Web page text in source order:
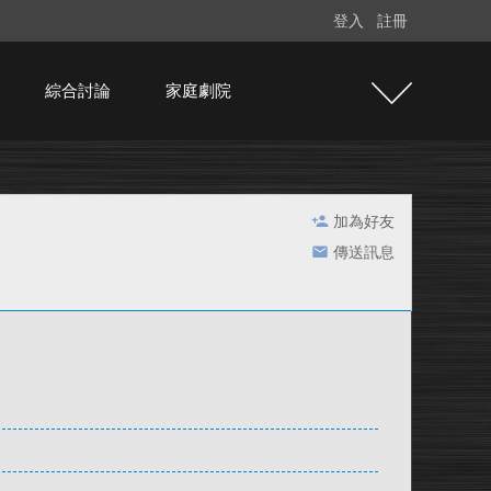
登入 註冊
綜合討論 家庭劇院
加為好友
傳送訊息